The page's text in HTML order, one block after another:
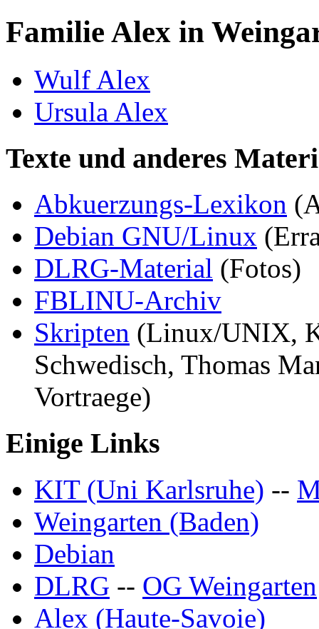
Familie Alex in
Wulf Alex
Ursula Alex
Texte und anderes
Abkuerzungs-Lexikon
Debian GNU/Linux
DLRG-Material (Fotos)
FBLINU-Archiv
Skripten (Linux/UNIX,
Schwedisch, Thomas
Vortraege)
Einige Links
KIT (Uni Karlsruhe) --
Weingarten (Baden)
Debian
DLRG -- OG Weingarten
Alex (Haute-Savoie)